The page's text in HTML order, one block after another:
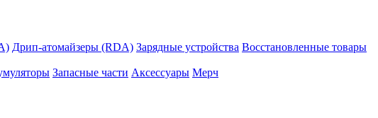
Дрип-атомайзеры (RDA) Зарядные устройства Восстановленные товары
Запасные части Аксессуары Мерч